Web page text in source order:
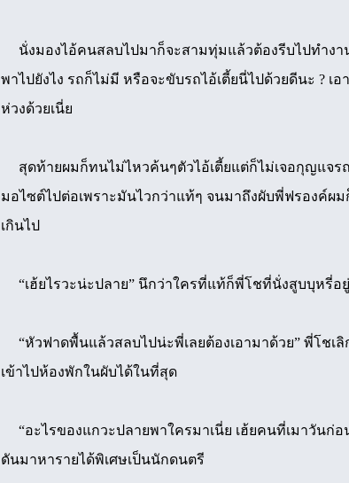
นั่งมองไอ้คนสลบไปมาก็จะสามทุ่มแล้วต้องรีบไปทำงาน
พาไปยังไง รถก็ไม่มี หรือจะขับรถไอ้เตี้ยนี่ไปด้วยดีนะ ?
ห่วงด้วยเนี่ย
สุดท้ายผมก็ทนไม่ไหวค้นๆตัวไอ้เตี้ยแต่ก็ไม่เจอกุญแจร
มอไซต์ไปต่อเพราะมันไวกว่าแท้ๆ จนมาถึงผับพี่ฟรองค์ผ
เกินไป
“เฮ้ยไรวะน่ะปลาย” นึกว่าใครที่แท้ก็พี่โชที่นั่งสูบบุหรี่อ
“หัวฟาดพื้นแล้วสลบไปน่ะพี่เลยต้องเอามาด้วย” พี่โชเ
เข้าไปห้องพักในผับได้ในที่สุด
“อะไรของแกวะปลายพาใครมาเนี่ย เฮ้ยคนที่เมาวันก่
ดันมาหารายได้พิเศษเป็นนักดนตรี